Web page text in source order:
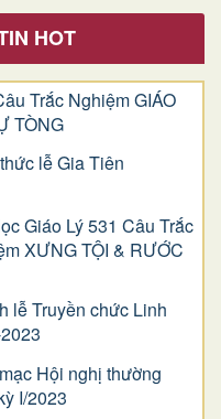
HOT
Trắc Nghiệm GIÁO
TÒNG
lễ Gia Tiên
Giáo Lý 531 Câu Trắc
XƯNG TỘI & RƯỚC
lễ Truyền chức Linh
Hội nghị thường
I/2023